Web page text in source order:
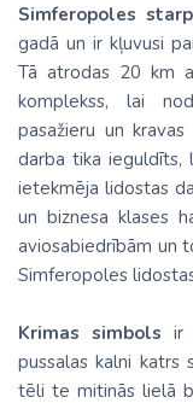
Simferopoles
gadā un ir kļuvusi
Tā atrodas 20 km
komplekss, lai
pasažieru un
darba tika ieguldīts,
ietekmēja lidostas
un biznesa klases
aviosabiedrībām un
Simferopoles
Krimas simbols ir
pussalas kalni katrs
tēli te mitinās lielā